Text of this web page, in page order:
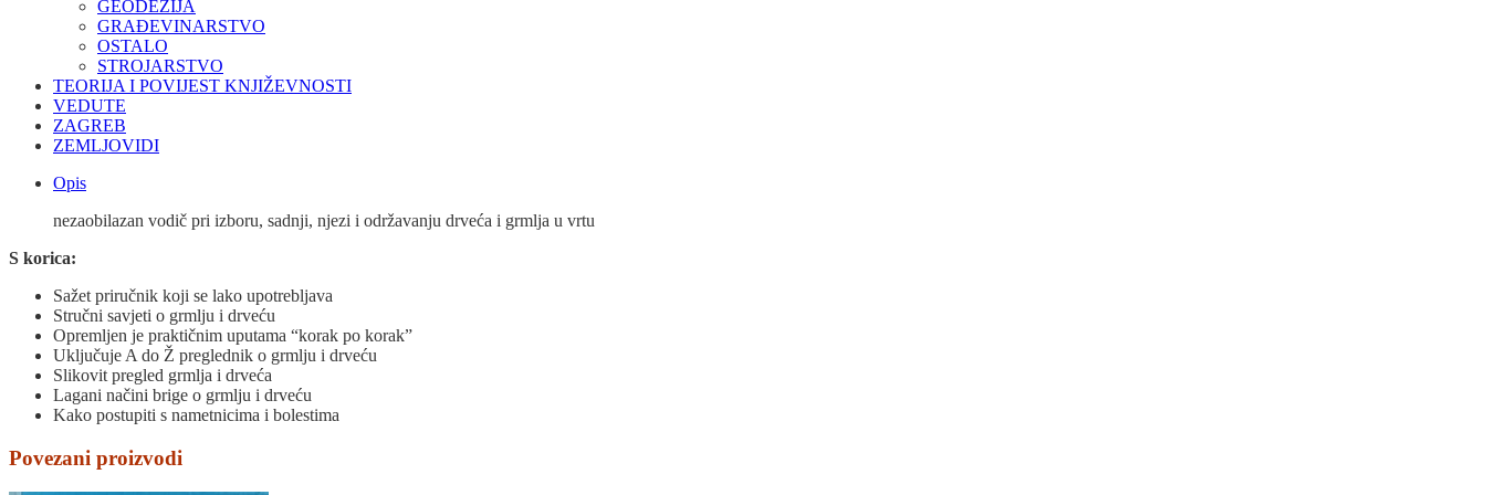
GEODEZIJA
GRAĐEVINARSTVO
OSTALO
STROJARSTVO
TEORIJA I POVIJEST KNJIŽEVNOSTI
VEDUTE
ZAGREB
ZEMLJOVIDI
Opis
nezaobilazan vodič pri izboru, sadnji, njezi i održavanju drveća i grmlja u vrtu
S korica:
Sažet priručnik koji se lako upotrebljava
Stručni savjeti o grmlju i drveću
Opremljen je praktičnim uputama “korak po korak”
Uključuje A do Ž preglednik o grmlju i drveću
Slikovit pregled grmlja i drveća
Lagani načini brige o grmlju i drveću
Kako postupiti s nametnicima i bolestima
Povezani proizvodi